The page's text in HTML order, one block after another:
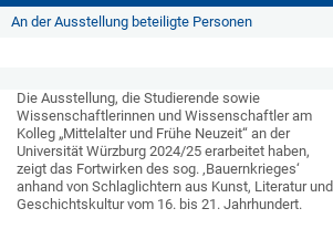
An der Ausstellung beteiligte Personen
Die Ausstellung, die Studierende sowie
Wissenschaftlerinnen und Wissenschaftler am
Kolleg „Mittelalter und Frühe Neuzeit“ an der
Universität Würzburg 2024/25 erarbeitet haben,
zeigt das Fortwirken des sog. ‚Bauernkrieges‘
anhand von Schlaglichtern aus Kunst, Literatur und
Geschichtskultur vom 16. bis 21. Jahrhundert.